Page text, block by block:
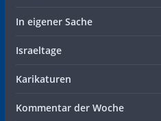
In eigener Sache
Israeltage
Karikaturen
Kommentar der Woche